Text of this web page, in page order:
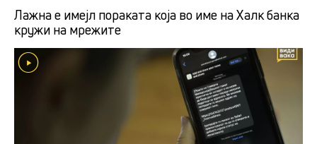
Лажна е имејл пораката која во име на Халк банка
кружи на мрежите